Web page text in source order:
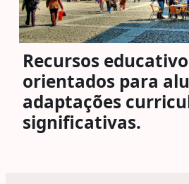
Recursos
orientados para
adaptações
significativas.